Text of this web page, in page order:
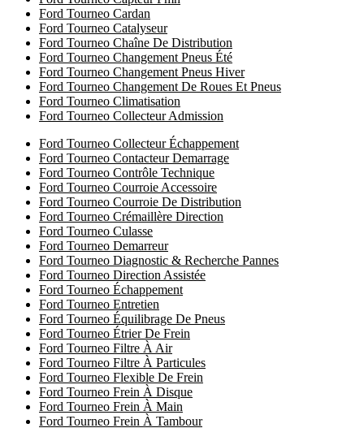
Ford Tourneo Cardan
Ford Tourneo Catalyseur
Ford Tourneo Chaîne De Distribution
Ford Tourneo Changement Pneus Été
Ford Tourneo Changement Pneus Hiver
Ford Tourneo Changement De Roues Et Pneus
Ford Tourneo Climatisation
Ford Tourneo Collecteur Admission
Ford Tourneo Collecteur Échappement
Ford Tourneo Contacteur Demarrage
Ford Tourneo Contrôle Technique
Ford Tourneo Courroie Accessoire
Ford Tourneo Courroie De Distribution
Ford Tourneo Crémaillère Direction
Ford Tourneo Culasse
Ford Tourneo Demarreur
Ford Tourneo Diagnostic & Recherche Pannes
Ford Tourneo Direction Assistée
Ford Tourneo Échappement
Ford Tourneo Entretien
Ford Tourneo Équilibrage De Pneus
Ford Tourneo Étrier De Frein
Ford Tourneo Filtre À Air
Ford Tourneo Filtre À Particules
Ford Tourneo Flexible De Frein
Ford Tourneo Frein À Disque
Ford Tourneo Frein À Main
Ford Tourneo Frein À Tambour